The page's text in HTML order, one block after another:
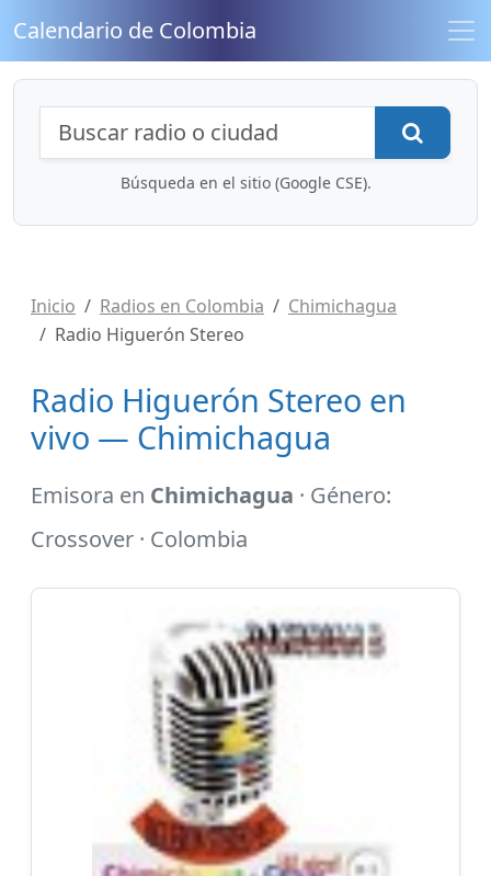
Calendario de Colombia
Búsqueda de radios y contenidos
Búsqueda en el sitio (Google CSE).
Inicio Radios en Colombia
Chimichagua
Radio Higuerón Stereo
Radio Higuerón Stereo en
vivo — Chimichagua
Emisora en Chimichagua · Género:
Crossover · Colombia